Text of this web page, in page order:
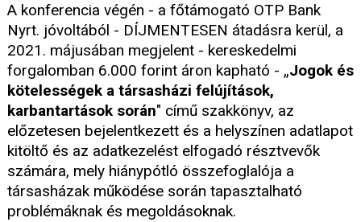
A konferencia végén - a főtámogató OTP Bank
Nyrt. jóvoltából - DÍJMENTESEN átadásra kerül, a
2021. májusában megjelent - kereskedelmi
forgalomban 6.000 forint áron kapható - „Jogok és
kötelességek a társasházi felújítások,
karbantartások során" című szakkönyv, az
előzetesen bejelentkezett és a helyszínen adatlapot
kitöltő és az adatkezelést elfogadó résztvevők
számára, mely hiánypótló összefoglalója a
társasházak működése során tapasztalható
problémáknak és megoldásoknak.